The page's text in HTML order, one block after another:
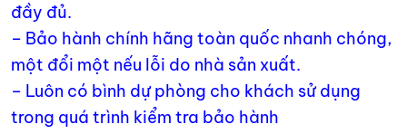
đầy đủ.
– Bảo hành chính hãng toàn quốc nhanh chóng,
một đổi một nếu lỗi do nhà sản xuất.
– Luôn có bình dự phòng cho khách sử dụng
trong quá trình kiểm tra bảo hành